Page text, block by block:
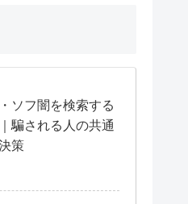
ソフ闇を検索する
騙される人の共通
策